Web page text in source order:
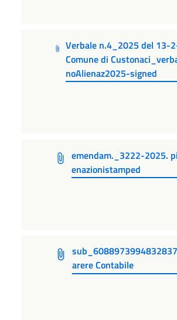
Verbale n.4_2025 del 13-
Comune di
noAlienaz2025-signed
emendam._3222-2025.
enazionistamped
arere Contabile